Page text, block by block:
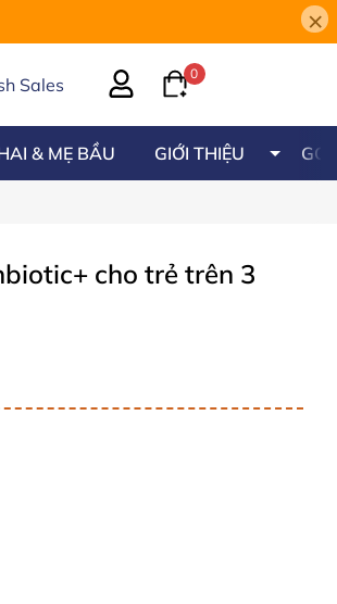
×
Sales
0
& MẸ BẦU GIỚI THIỆU
cho trẻ trên 3